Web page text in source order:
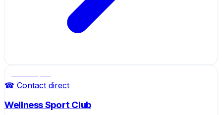
☎ Contact direct
Wellness Sport Club